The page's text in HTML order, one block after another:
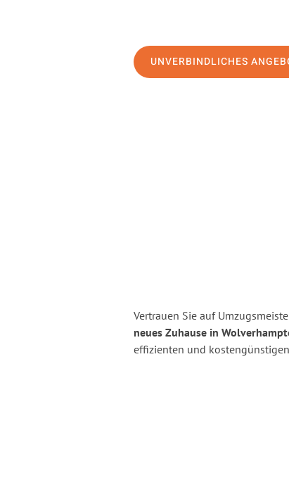
UNVERBINDLICHES
Vertrauen Sie auf
neues Zuhause in
effizienten und